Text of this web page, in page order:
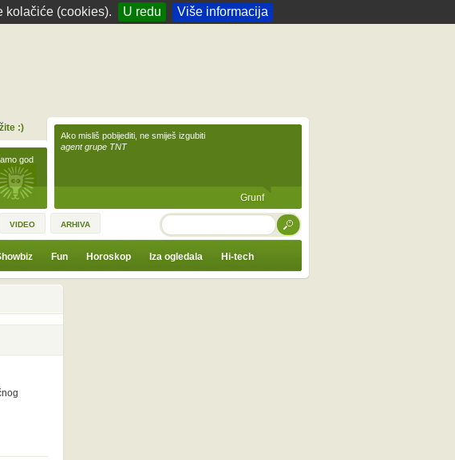
kolačiće (cookies). U redu Više informacija
god
:)
Ako misliš pobijediti, ne smiješ izgubiti
agent grupe TNT
Grunf
VIDEO ARHIVA TRAŽI
Fun Horoskop Iza ogledala Hi-tech